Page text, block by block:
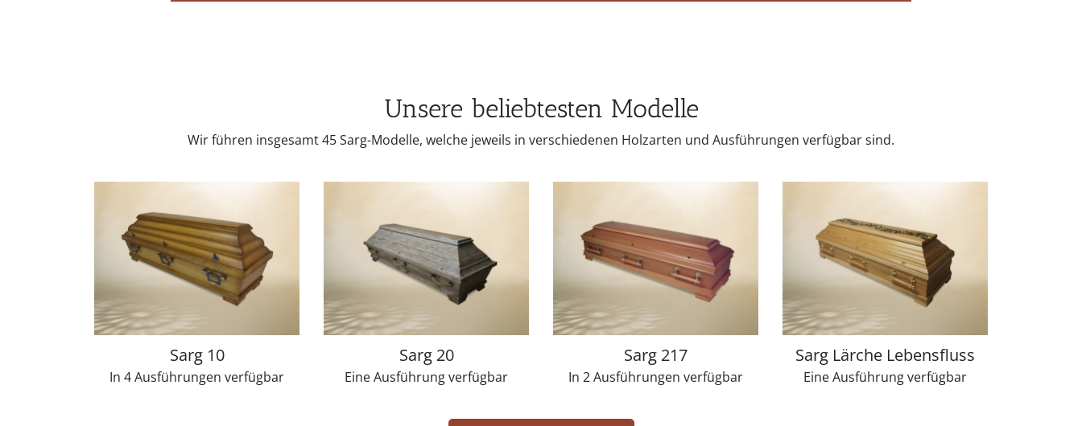
Unsere beliebtesten Modelle
Wir führen insgesamt 45 Sarg-Modelle, welche jeweils in verschiedenen Holzarten und Ausführungen verfügbar sind.
Sarg 10
In 4 Ausführungen verfügbar
Sarg 20
Eine Ausführung verfügbar
Sarg 217
In 2 Ausführungen verfügbar
Sarg Lärche Lebensfluss
Eine Ausführung verfügbar